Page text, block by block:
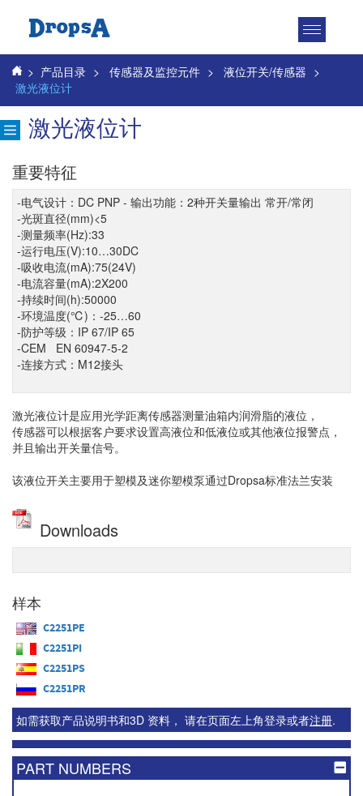
Toggle
> 产品目录 > 传感器及监控元件 > 液位开关/传感器 >
激光液位计
激光液位计
重要特征
-电气设计：DC PNP - 输出功能：2种开关量输出 常开/常闭
-光斑直径(mm)<5
-测量频率(Hz):33
-运行电压(V):10…30DC
-吸收电流(mA):75(24V)
-电流容量(mA):2X200
-持续时间(h):50000
-环境温度(℃)：-25…60
-防护等级：IP 67/IP 65
-CEM EN 60947-5-2
-连接方式：M12接头
激光液位计是应用光学距离传感器测量油箱内润滑脂的液位，
传感器可以根据客户要求设置高液位和低液位或其他液位报警点，
并且输出开关量信号。
该液位开关主要用于塑模及迷你塑模泵通过Dropsa标准法兰安装
Downloads
样本
C2251PE
C2251PI
C2251PS
C2251PR
如需获取产品说明书和3D 资料， 请在页面左上角登录或者注册.
PART NUMBERS